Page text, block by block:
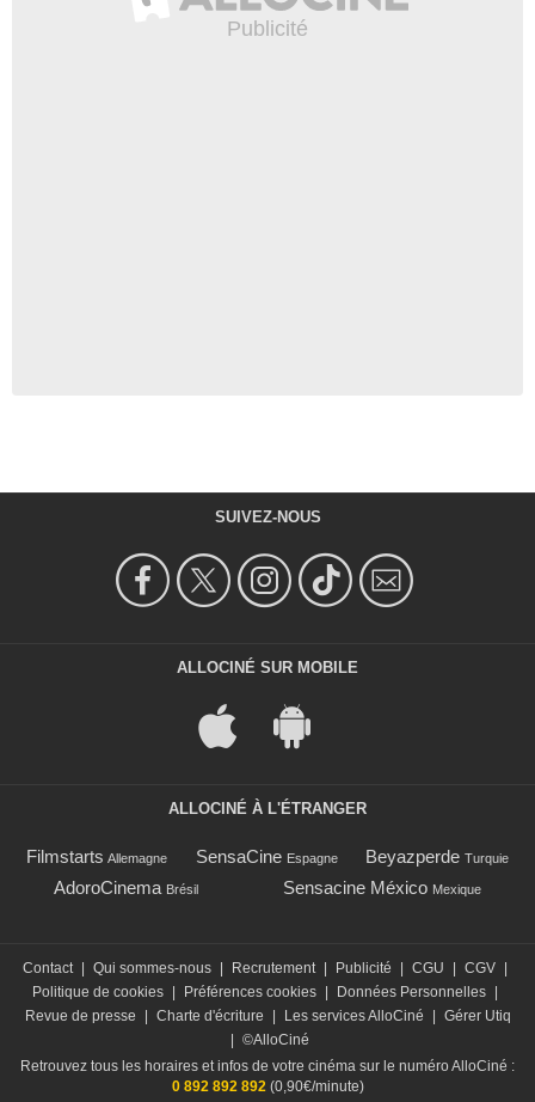
SUIVEZ-NOUS
ALLOCINÉ SUR MOBILE
ALLOCINÉ À L'ÉTRANGER
Filmstarts Allemagne SensaCine Espagne Beyazperde Turquie
AdoroCinema Brésil Sensacine México Mexique
Contact Qui sommes-nous Recrutement Publicité CGU CGV
Politique de cookies
Préférences cookies Données Personnelles
Revue de presse
Charte d'écriture Les services AlloCiné
Gérer Utiq
©AlloCiné
Retrouvez tous les horaires et infos de votre cinéma sur le numéro AlloCiné :
0 892 892 892(0,90€/minute)